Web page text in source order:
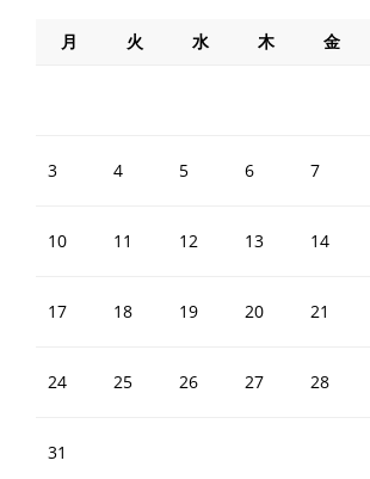
月 火 水 木 金
3 4 5 6 7
10 11 12 13 14
17 18 19 20 21
24 25 26 27 28
31